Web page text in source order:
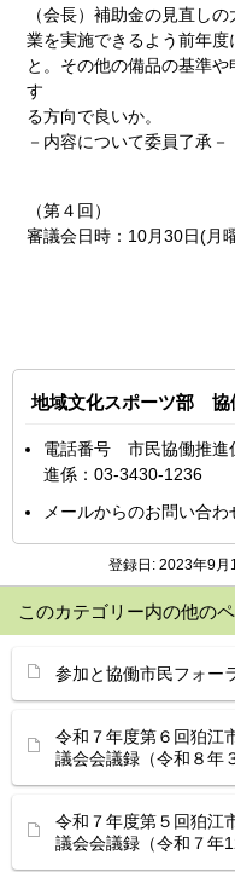
（会長）補助金の見直し
業を実施できるよう前年度
と。その他の備品の基準
す
る方向で良いか。
－内容について委員了承－
（第４回）
審議会日時：10月30日(月
地域文化スポーツ部 協
電話番号 市民協働推
進係：03-3430-1236
メールからのお問い合
登録日: 2023年9月
このカテゴリー内の他の
参加と協働市民フォー
令和７年度第６回狛江
議会会議録（令和８年
令和７年度第５回狛江
議会会議録（令和７年